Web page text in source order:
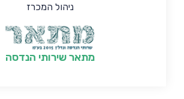
ניהול המכרז
מתאר שירותי הנדסה